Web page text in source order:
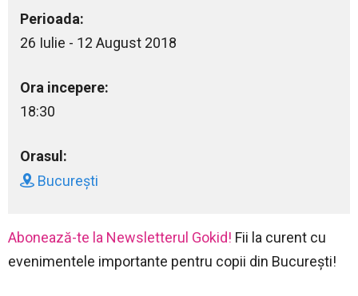
Perioada:
26 Iulie - 12 August 2018
Ora incepere:
18:30
Orasul:
București
Abonează-te la Newsletterul Gokid! Fii la curent cu
evenimentele importante pentru copii din București!